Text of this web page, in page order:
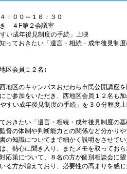
：００～１６：３０
き ４F第２会議室
い成年後見制度の手続」上映
おきたい「遺言・相続・成年後見制度
区会員１２名）
地区のキャンパスおだわら市民公開講座を
ご参加をいただき、西地区会員１２名も
すい成年後見制度の手続」を３０分程度
おきたい「遺言・相続・成年後見制度の
督の体制や判断能力との関係など分かり
の知識についてまで細かく説明をさせてい
、熱心に聞き入り、またメモを取ってお
応策について、８名の方が個別相談会に
る方が増えており、必要性の高まりを感